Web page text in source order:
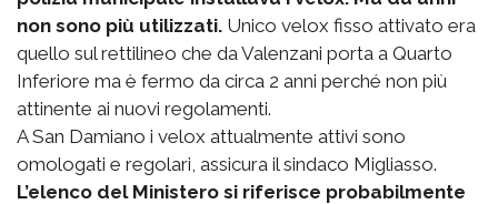
non sono più utilizzati. Unico velox fisso attivato era
quello sul rettilineo che da Valenzani porta a Quarto
Inferiore ma è fermo da circa 2 anni perché non più
attinente ai nuovi regolamenti.
A San Damiano i velox attualmente attivi sono
omologati e regolari, assicura il sindaco Migliasso.
L’elenco del Ministero si riferisce probabilmente